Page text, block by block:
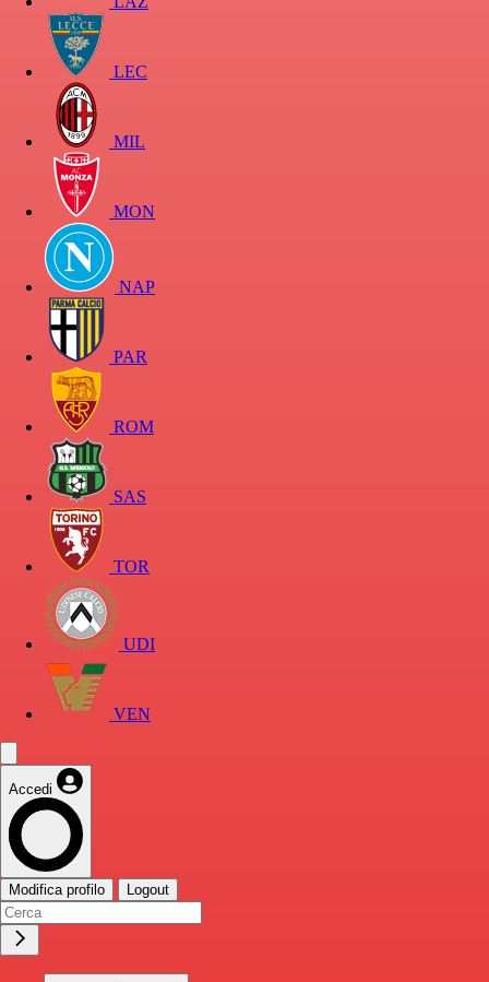
LEC
MIL
MON
NAP
PAR
ROM
SAS
TOR
UDI
VEN
Accedi
Modifica profilo Logout